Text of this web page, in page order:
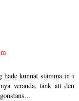
kunnat stämma in i
veranda, tänk att den